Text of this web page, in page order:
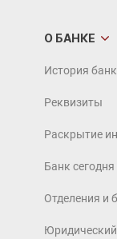
О БАНКЕ
История
Реквизиты
Раскрытие
Банк сегодня
Отделения и